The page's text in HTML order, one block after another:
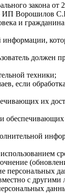
закона
ИП Ворошилов
и
должен
техники;
если
их
персональных
с